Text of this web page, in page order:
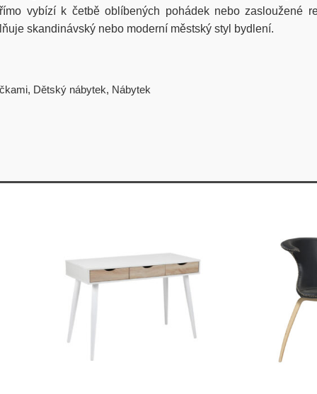
vybízí k četbě oblíbených pohádek nebo zasloužené
skandinávský nebo moderní městský styl bydlení.
, Dětský nábytek, Nábytek